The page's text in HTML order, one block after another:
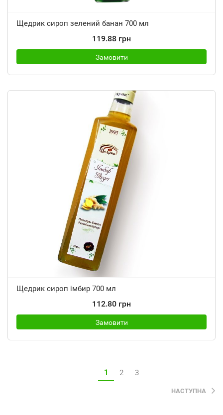
Щедрик сироп зелений банан 700 мл
119.88 грн
Замовити
Щедрик сироп імбир 700 мл
112.80 грн
Замовити
1 2 3
НАСТУПНА